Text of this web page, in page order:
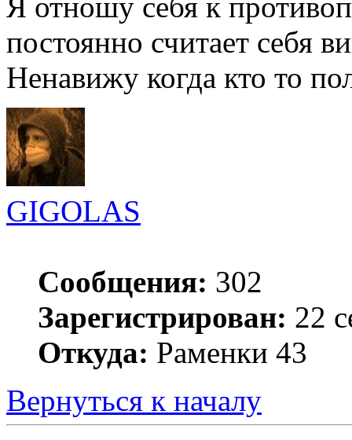
Я отношу себя к
постоянно считает себя
Ненавижу когда кто то
GIGOLAS
Сообщения: 302
Зарегистрирован: 22
Откуда: Раменки 43
Вернуться к началу